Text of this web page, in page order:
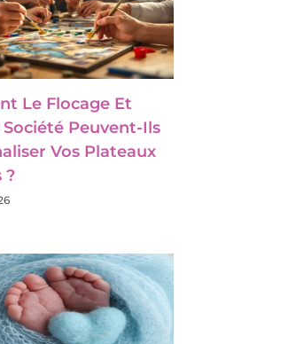
Le Flocage Et
Société Peuvent-Ils
Vos Plateaux
?